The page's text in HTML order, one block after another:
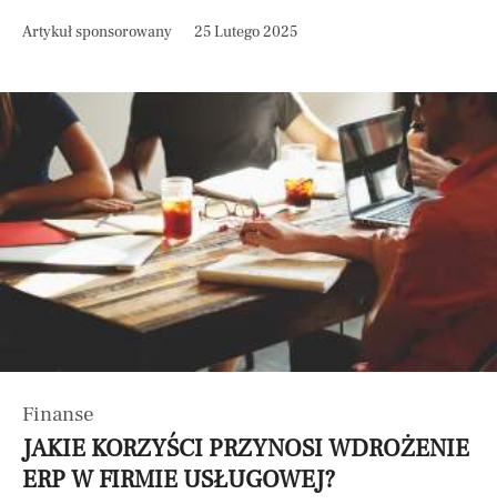
Artykuł sponsorowany 25 Lutego 2025
Finanse
JAKIE KORZYŚCI PRZYNOSI WDROŻENIE
ERP W FIRMIE USŁUGOWEJ?